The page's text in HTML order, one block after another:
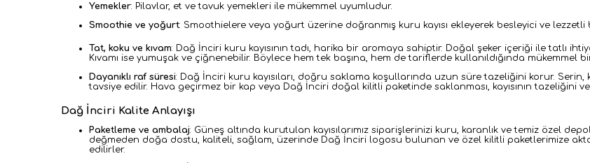
Yemekler: Pilavlar, et ve tavuk yemekleri ile mükemmel uyumludur.
Smoothie ve yoğurt: Smoothielere veya yoğurt üzerine doğranmış kuru kayısı ekleyerek besleyici ve
Tat, koku ve kıvam: Dağ İnciri kuru kayısının tadı, harika bir aromaya sahiptir. Doğal şeker içeriği ile tatlı
Kıvamı ise yumuşak ve çiğnenebilir. Böylece hem tek başına, hem de tariflerde kullanıldığında mükemmel
Dayanıklı raf süresi: Dağ İnciri kuru kayısıları, doğru saklama koşullarında uzun süre tazeliğini korur.
tavsiye edilir. Hava geçirmez bir kap veya Dağ İnciri doğal kilitli paketinde saklanması, kayısının tazeliğini
Dağ İnciri Kalite Anlayışı
Paketleme ve ambalaj: Güneş altında kurutulan kayısılarımız siparişlerinizi kuru, karanlık ve temiz özel
değmeden doğa dostu, kaliteli, sağlam, üzerinde Dağ İnciri logosu bulunan ve özel kilitli paketlerimize
edilirler.